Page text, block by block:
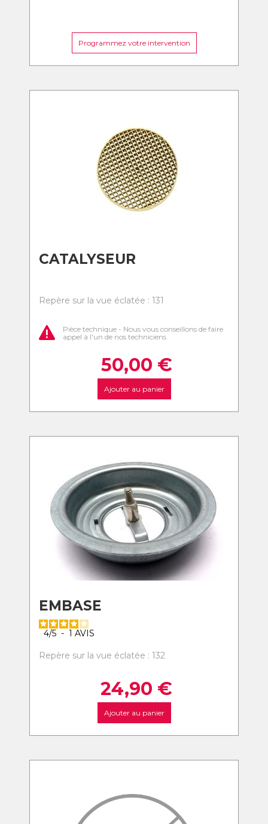
Programmez votre intervention
CATALYSEUR
Repère sur la vue éclatée : 131
Pièce technique - Nous vous conseillons de faire
appel à l'un de nos techniciens
50,00 €
Ajouter au panier
EMBASE
4/5 - 1 AVIS
Repère sur la vue éclatée : 132
24,90 €
Ajouter au panier